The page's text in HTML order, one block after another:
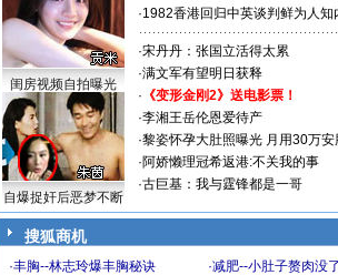
闺房视频自拍曝光
自爆捉奸后恶梦不断
·1982香港回归中英谈判鲜为人知
·宋丹丹：张国立活得太累
·满文军有望明日获释
· 《变形金刚2》送电影票！
·李湘王岳伦恩爱待产
·黎姿怀孕大肚照曝光 月用30万安
·阿娇懒理冠希返港:不关我的事
·古巨基：我与霆锋都是一哥
搜狐商机
·丰胸--林志玲爆丰胸秘诀 ·减肥--小肚子赘肉没了